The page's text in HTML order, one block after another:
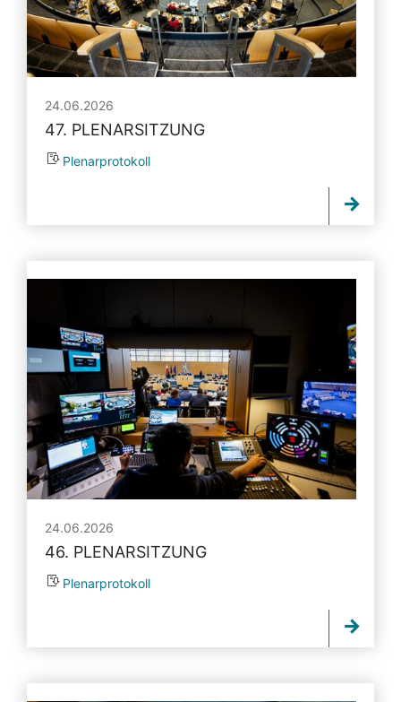
24.06.2026
47. PLENARSITZUNG
Plenarprotokoll
24.06.2026
46. PLENARSITZUNG
Plenarprotokoll